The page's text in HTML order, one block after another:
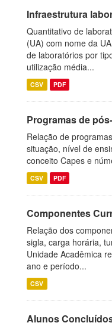
Infraestrutura
Quantitativo de
(UA) com nome da
de laboratórios por
utilização média...
CSV PDF
Programas de
Relação de
situação, nível de
conceito Capes e
CSV PDF
Componentes
Relação dos
sigla, carga horária,
Unidade Acadêmica
ano e período...
CSV
Alunos